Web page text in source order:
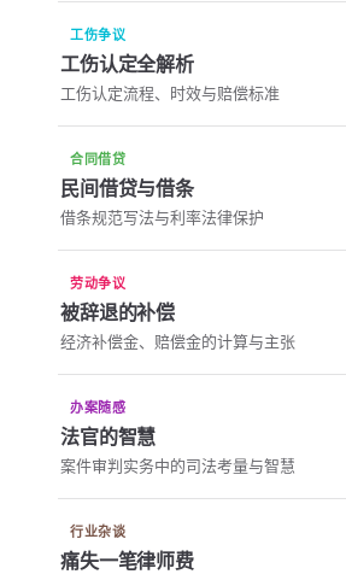
工伤争议
工伤认定全解析
工伤认定流程、时效与赔偿标准
合同借贷
民间借贷与借条
借条规范写法与利率法律保护
劳动争议
被辞退的补偿
经济补偿金、赔偿金的计算与主张
办案随感
法官的智慧
案件审判实务中的司法考量与智慧
行业杂谈
痛失一笔律师费